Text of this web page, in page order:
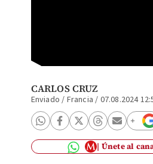
CARLOS CRUZ
Enviado / Francia / 07.08.2024
Únete al